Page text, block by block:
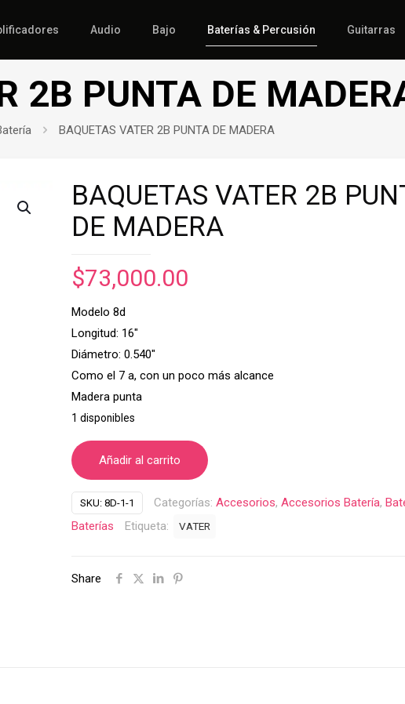
Audio Bajo Baterías & Percusión Guitarras
2B PUNTA DE
BAQUETAS VATER 2B PUNTA DE MADERA
BAQUETAS VATER 2B
DE MADERA
$73,000.00
Modelo 8d
Longitud: 16″
Diámetro: 0.540″
Como el 7 a, con un poco más alcance
Madera punta
1 disponibles
Añadir al carrito
SKU: 8D-1-1 Categorías: Accesorios, Accesorios Batería,
Baterías
Etiqueta: VATER
Share